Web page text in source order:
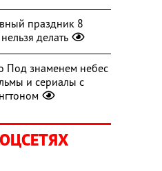
праздник 8
делать
Под знаменем небес
и сериалы с